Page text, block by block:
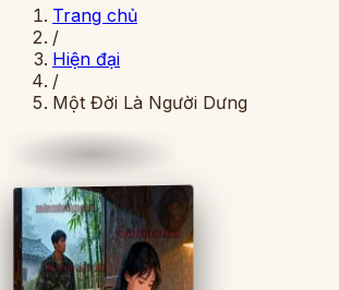
Trang chủ
/
Hiện đại
/
Một Đời Là Người Dưng